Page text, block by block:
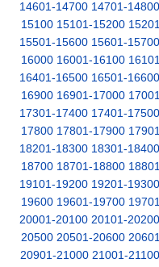
14601-14700 14701-14800
15100 15101-15200
15501-15600 15601-15700
16000 16001-16100
16401-16500 16501-16600
16900 16901-17000
17301-17400 17401-17500
17800 17801-17900
18201-18300 18301-18400
18700 18701-18800
19101-19200 19201-19300
19600 19601-19700
20001-20100 20101-20200
20500 20501-20600
20901-21000 21001-21100